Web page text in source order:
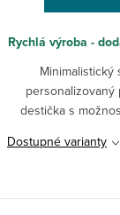
Rychlá výroba -
Minimalistický
personalizovaný
destička s
vaše
Dostupné varianty